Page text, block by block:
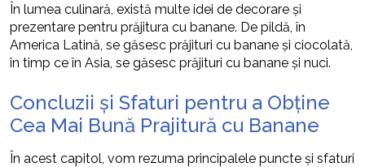
În lumea culinară, există multe idei de decorare și
prezentare pentru prăjitura cu banane. De pildă, în
America Latină, se găsesc prăjituri cu banane și ciocolată,
în timp ce în Asia, se găsesc prăjituri cu banane și nuci.
Concluzii și Sfaturi pentru a Obține
Cea Mai Bună Prajitură cu Banane
În acest capitol, vom rezuma principalele puncte și sfaturi